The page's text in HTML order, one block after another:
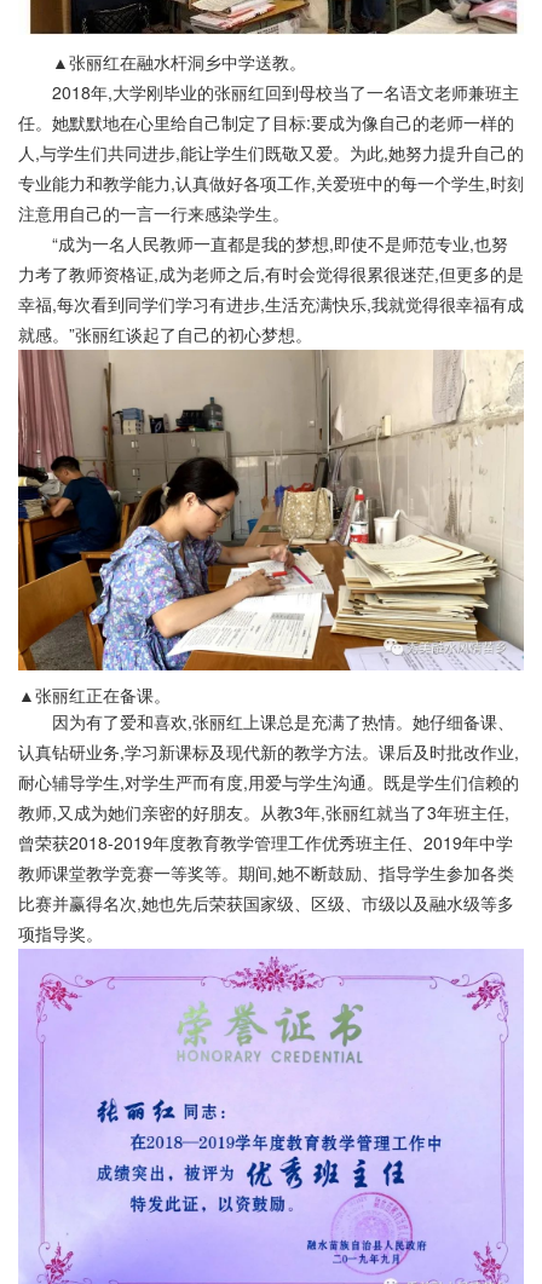
▲张丽红在融水杆洞乡中学送教。
2018年,大学刚毕业的张丽红回到母校当了一名语文老师兼班主
任。她默默地在心里给自己制定了目标:要成为像自己的老师一样的
人,与学生们共同进步,能让学生们既敬又爱。为此,她努力提升自己的
专业能力和教学能力,认真做好各项工作,关爱班中的每一个学生,时刻
注意用自己的一言一行来感染学生。
“成为一名人民教师一直都是我的梦想,即使不是师范专业,也努
力考了教师资格证,成为老师之后,有时会觉得很累很迷茫,但更多的是
幸福,每次看到同学们学习有进步,生活充满快乐,我就觉得很幸福有成
就感。”张丽红谈起了自己的初心梦想。
▲张丽红正在备课。
因为有了爱和喜欢,张丽红上课总是充满了热情。她仔细备课、
认真钻研业务,学习新课标及现代新的教学方法。课后及时批改作业,
耐心辅导学生,对学生严而有度,用爱与学生沟通。既是学生们信赖的
教师,又成为她们亲密的好朋友。从教3年,张丽红就当了3年班主任,
曾荣获2018-2019年度教育教学管理工作优秀班主任、2019年中学
教师课堂教学竞赛一等奖等。期间,她不断鼓励、指导学生参加各类
比赛并赢得名次,她也先后荣获国家级、区级、市级以及融水级等多
项指导奖。